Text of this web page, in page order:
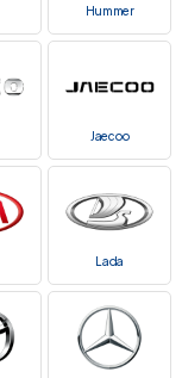
Hummer
Jaecoo
Lada